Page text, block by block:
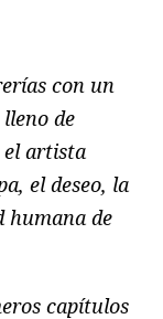
con un
de
el artista
el deseo, la
humana de
capítulos